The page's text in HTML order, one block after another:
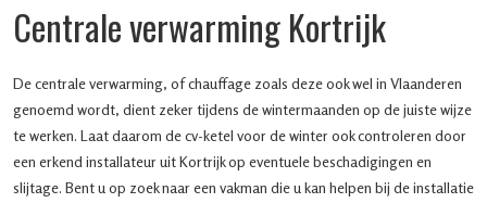
Centrale verwarming Kortrijk
De centrale verwarming, of chauffage zoals deze ook wel in Vlaanderen
genoemd wordt, dient zeker tijdens de wintermaanden op de juiste wijze
te werken. Laat daarom de cv-ketel voor de winter ook controleren door
een erkend installateur uit Kortrijk op eventuele beschadigingen en
slijtage. Bent u op zoek naar een vakman die u kan helpen bij de installatie